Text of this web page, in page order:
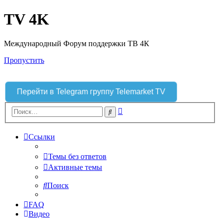
TV 4K
Международный Форум поддержки ТВ 4К
Пропустить
Перейти в Telegram группу Telemarket TV
Поиск
Ссылки
Темы без ответов
Активные темы
Поиск
FAQ
Видео